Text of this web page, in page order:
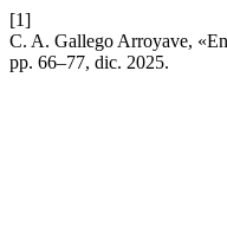
[1]
C. A. Gallego Arroyave,
pp. 66–77, dic. 2025.